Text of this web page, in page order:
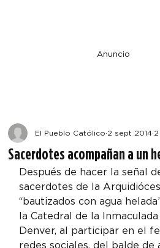
Anuncio
Sacerdotes acompañan a un
El Pueblo Católico 2 sept 2014
Después de hacer la señal
sacerdotes de la
“bautizados con agua
la Catedral de la
Denver, al participar en el
redes sociales, del balde de